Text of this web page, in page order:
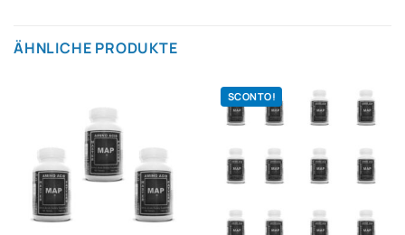
ÄHNLICHE PRODUKTE
SCONTO!